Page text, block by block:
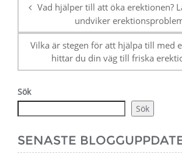
Vad hjälper till att öka erektionen?
undviker
Vilka är stegen för att hjälpa till med
hittar du din väg till friska
Sök
Sök
SENASTE